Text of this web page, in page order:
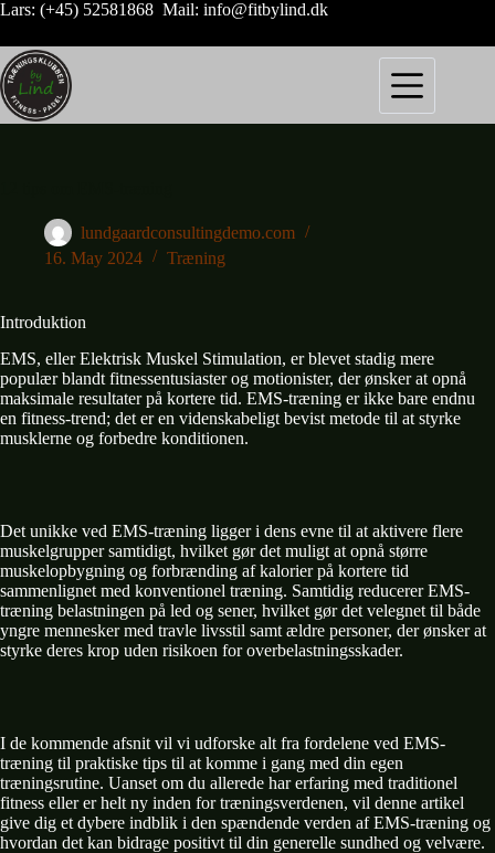
Skip
content
Lars: (+45) 52581868 Mail: info@fitbylind.dk
lundgaardconsultingdemo.com
16. May 2024
Træning
Introduktion
EMS, eller Elektrisk Muskel Stimulation, er blevet stadig mere
populær blandt fitnessentusiaster og motionister, der ønsker at opnå
maksimale resultater på kortere tid. EMS-træning er ikke bare endnu
en fitness-trend; det er en videnskabeligt bevist metode til at styrke
musklerne og forbedre konditionen.
Det unikke ved EMS-træning ligger i dens evne til at aktivere flere
muskelgrupper samtidigt, hvilket gør det muligt at opnå større
muskelopbygning og forbrænding af kalorier på kortere tid
sammenlignet med konventionel træning. Samtidig reducerer EMS-
træning belastningen på led og sener, hvilket gør det velegnet til både
yngre mennesker med travle livsstil samt ældre personer, der ønsker at
styrke deres krop uden risikoen for overbelastningsskader.
I de kommende afsnit vil vi udforske alt fra fordelene ved EMS-
træning til praktiske tips til at komme i gang med din egen
træningsrutine. Uanset om du allerede har erfaring med traditionel
fitness eller er helt ny inden for træningsverdenen, vil denne artikel
give dig et dybere indblik i den spændende verden af EMS-træning og
hvordan det kan bidrage positivt til din generelle sundhed og velvære.